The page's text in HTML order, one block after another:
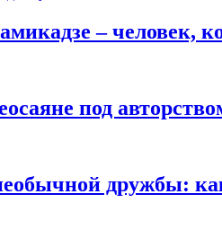
– человек,
под
дружбы: